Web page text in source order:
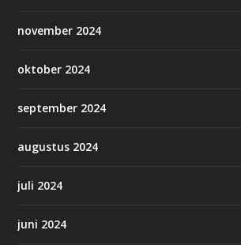
november 2024
oktober 2024
september 2024
augustus 2024
juli 2024
juni 2024